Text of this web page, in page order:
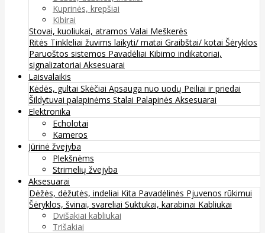
Kuprinės, krepšiai
Kibirai
Stovai, kuoliukai, atramos Valai Meškerės
Ritės Tinkleliai žuvims laikyti/ matai Graibštai/ kotai Šėryklos
Paruoštos sistemos Pavadėliai Kibimo indikatoriai,
signalizatoriai Aksesuarai
Laisvalaikis
Kėdės, gultai Skėčiai Apsauga nuo uodų Peiliai ir priedai
Šildytuvai palapinėms Stalai Palapinės Aksesuarai
Elektronika
Echolotai
Kameros
Jūrinė žvejyba
Plekšnėms
Strimelių žvejyba
Aksesuarai
Dėžės, dėžutės, indeliai Kita Pavadėlinės Pjuvenos rūkimui
Šėryklos, švinai, svareliai Suktukai, karabinai Kabliukai
Dvišakiai kabliukai
Trišakiai